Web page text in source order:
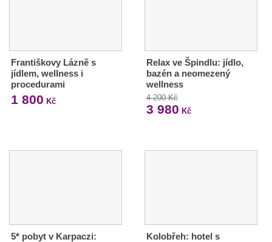
Františkovy Lázně s
jídlem, wellness i
procedurami
1 800 Kč
Relax ve Špindlu: jídlo,
bazén a neomezený
wellness
4 200 Kč
3 980 Kč
5* pobyt v Karpaczi:
Kolobřeh: hotel s